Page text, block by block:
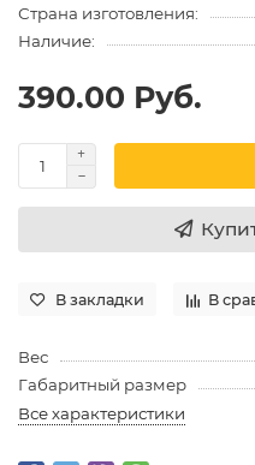
Страна изготовления:
Наличие:
390.00 Руб.
В закладки В
Вес
Габаритный размер
Все характеристики